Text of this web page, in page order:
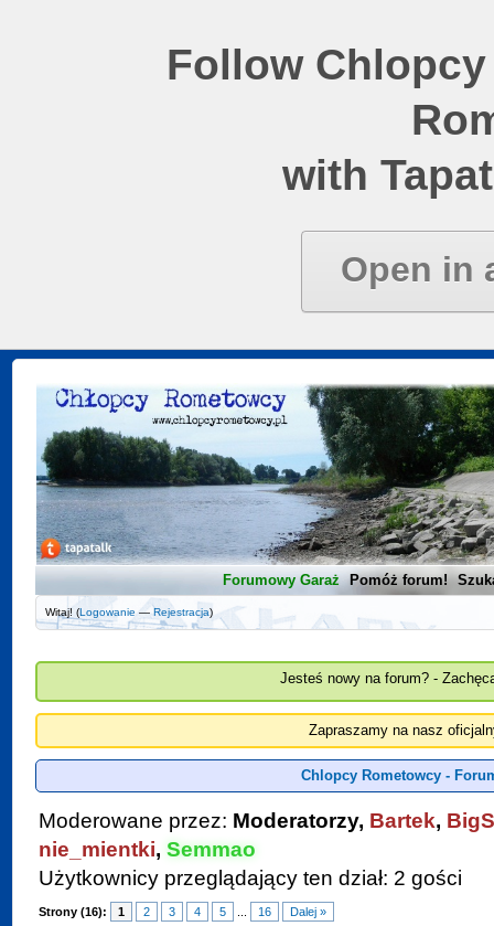
Follow
with
Open in
Forumowy Garaż Pomóż forum!
Witaj! (Logowanie —Rejestracja)
Jesteś nowy na forum? -
Zapraszamy na nasz
Chlopcy Rometowcy -
Moderowane przez: Moderatorzy, Bartek,
nie_mientki,Semmao
Użytkownicy przeglądający ten dział: 2 gości
Strony (16): 1 2 3 4 5 16 Dalej »